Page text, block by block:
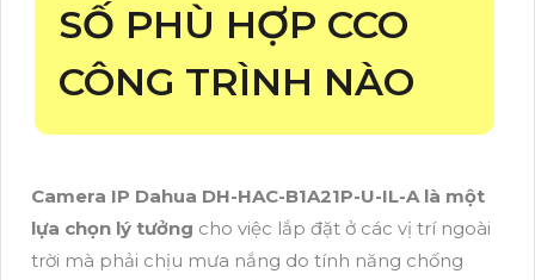
SỐ PHÙ HỢP CCO
CÔNG TRÌNH NÀO
Camera IP Dahua DH-HAC-B1A21P-U-IL-A là một
lựa chọn lý tưởng cho việc lắp đặt ở các vị trí ngoài
trời mà phải chịu mưa nắng do tính năng chống